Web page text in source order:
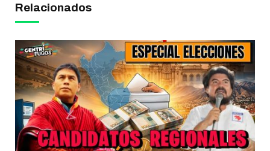
Relacionados